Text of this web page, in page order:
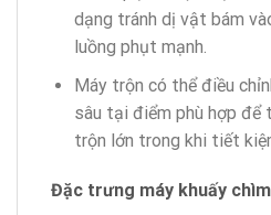
dạng tránh dị vật bám
luồng phụt mạnh.
Máy trộn có thể điều
sâu tại điểm phù hợp để
trộn lớn trong khi tiết
Đặc trưng máy khuấy